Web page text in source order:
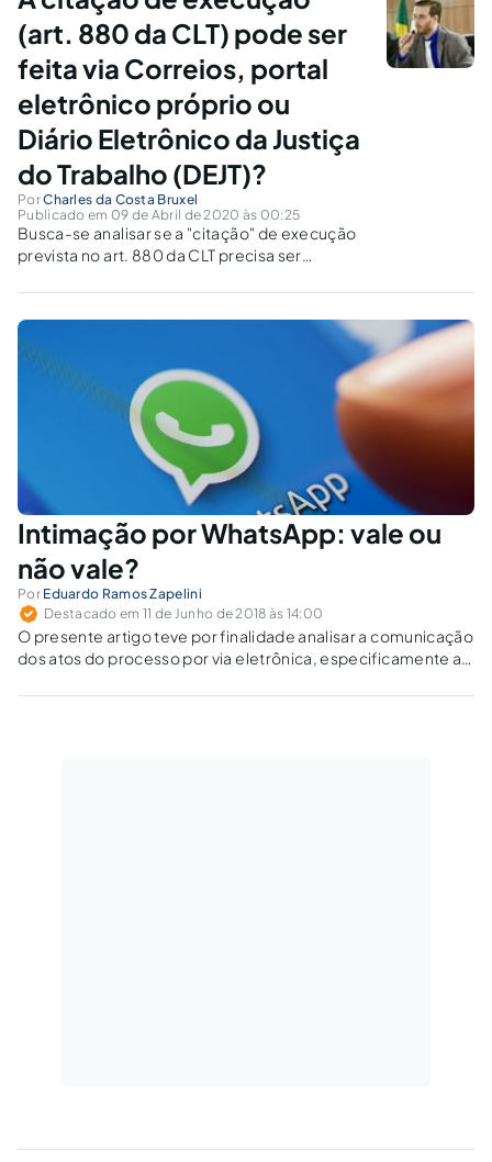
(art. 880 da CLT) pode ser
feita via Correios, portal
eletrônico próprio ou
Diário Eletrônico da Justiça
do Trabalho (DEJT)?
PorCharles da Costa Bruxel
Publicado em 09 de Abril de 2020 às 00:25
Busca-se analisar se a "citação" de execução
prevista no art. 880 da CLT precisa ser
pode ser efetiva via correios, portal eletrônico
próprio ou publicação no DEJT.
Intimação por WhatsApp: vale ou
não vale?
Por Eduardo Ramos Zapelini
Destacado em 11 de Junho de 2018 às 14:00
O presente artigo teve por finalidade analisar a comunicação
dos atos do processo por via eletrônica, especificamente a